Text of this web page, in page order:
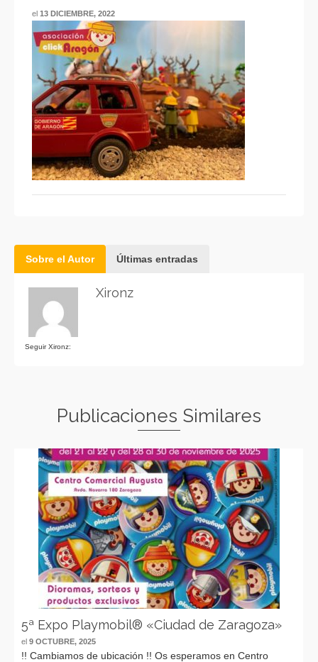
el 13 DICIEMBRE, 2022
Sobre el Autor Últimas entradas
Seguir Xironz:
Xironz
Publicaciones Similares
5ª Expo Playmobil® «Ciudad de Zaragoza»
el 9 OCTUBRE, 2025
!! Cambiamos de ubicación !! Os esperamos en Centro